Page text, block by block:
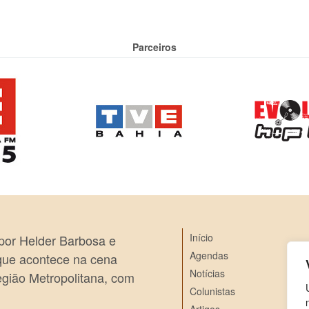
Parceiros
Helder Barbosa e
acontece na cena
Metropolitana, com
Início
Agendas
Notícias
Colunistas